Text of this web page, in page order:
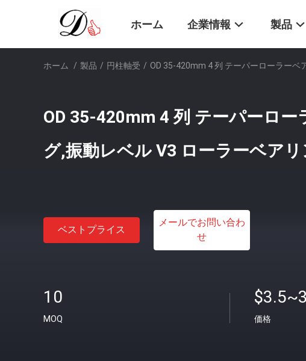
ホーム 企業情報 製品
ホーム / 製品 / 円柱軸受 / OD 35-420mm 4 列 テーパーローラーベ
OD 35-420mm 4 列 テーパーロー
グ,振動レベル V3 ローラーベア
ベストプライス
メールでお問い合わ
せ
10
MOQ 価格